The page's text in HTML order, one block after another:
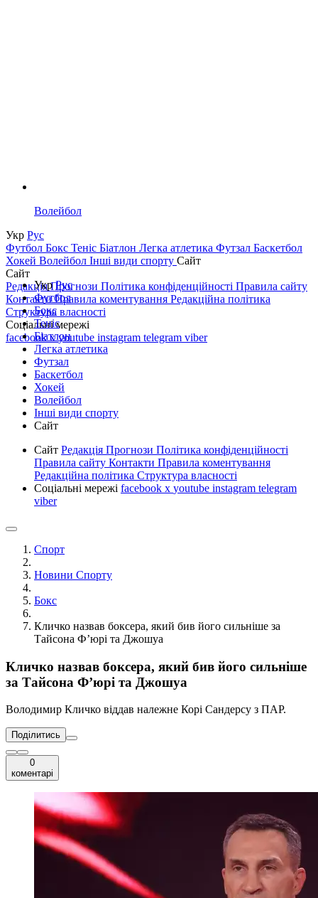
Волейбол
Укр Рус
Футбол Бокс Теніс Біатлон Легка атлетика Футзал Баскетбол
Хокей Волейбол Інші види спорту Сайт
Сайт
РедакціяПрогнози Політика конфіденційності Правила сайту
КонтактиПравила коментування Редакційна політика
Структура власності
Соціальні мережі
facebookxyoutube instagram telegram viber
УкрРус
Футбол
Бокс
Теніс
Біатлон
Легка атлетика
Футзал
Баскетбол
Хокей
Волейбол
Інші види спорту
Сайт
Сайт Редакція Прогнози Політика конфіденційності
Правила сайту Контакти Правила коментування
Редакційна політика Структура власності
Соціальні мережі facebook x youtube instagram telegram
viber
Спорт
Новини Спорту
Бокс
Кличко назвав боксера, який бив його сильніше за
Тайсона Ф’юрі та Джошуа
Кличко назвав боксера, який бив його сильніше
за Тайсона Ф’юрі та Джошуа
Володимир Кличко віддав належне Корі Сандерсу з ПАР.
Поділитись
0
коментарі